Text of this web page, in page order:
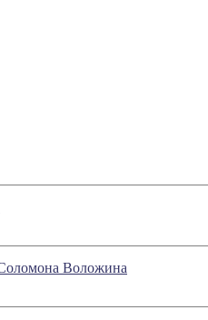
Воложина